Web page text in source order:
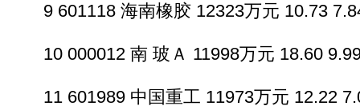
9 601118 海南橡胶 12323万元 10.73
10 000012 南 玻Ａ 11998万元 18.60
11 601989 中国重工 11973万元 12.22